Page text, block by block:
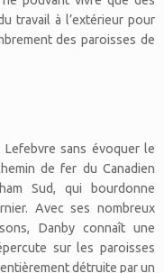
travail à l’extérieur pour
des paroisses de
sans évoquer le
de fer du Canadien
Sud, qui bourdonne
Avec ses nombreux
Danby connaît une
sur les paroisses
détruite par un